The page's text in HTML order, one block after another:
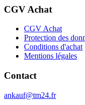
CGV Achat
CGV Achat
Protection des
Conditions d'achat
Mentions légales
Contact
ankauf@tm24.fr